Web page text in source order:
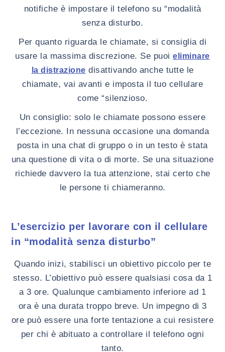
notifiche è impostare il telefono su “modalità
senza disturbo.
Per quanto riguarda le chiamate, si consiglia di
usare la massima discrezione. Se puoieliminare
la distrazione disattivando anche tutte le
chiamate, vai avanti e imposta il tuo cellulare
come “silenzioso.
Un consiglio: solo le chiamate possono essere
l’eccezione. In nessuna occasione una domanda
posta in una chat di gruppo o in un testo è stata
una questione di vita o di morte. Se una situazione
richiede davvero la tua attenzione, stai certo che
le persone ti chiameranno.
L’esercizio per lavorare con il cellulare
in “modalità senza disturbo”
Quando inizi, stabilisci un obiettivo piccolo per te
stesso. L’obiettivo può essere qualsiasi cosa da 1
a 3 ore. Qualunque cambiamento inferiore ad 1
ora è una durata troppo breve. Un impegno di 3
ore può essere una forte tentazione a cui resistere
per chi è abituato a controllare il telefono ogni
tanto.